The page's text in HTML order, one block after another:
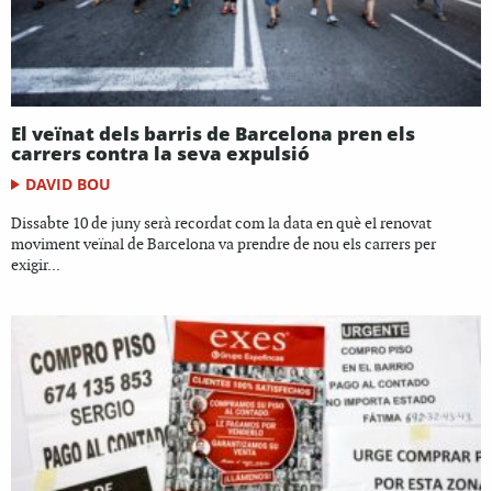
El veïnat dels barris de Barcelona pren els
carrers contra la seva expulsió
DAVID BOU
Dissabte 10 de juny serà recordat com la data en què el renovat
moviment veïnal de Barcelona va prendre de nou els carrers per
exigir...